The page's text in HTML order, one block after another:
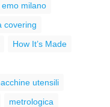
emo milano
covering
How It’s Made
utensili
metrologica